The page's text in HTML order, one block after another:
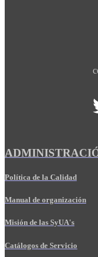
Política de la Calidad
Manual de organización
Misión de las SyUA's
Catálogos de Servicio